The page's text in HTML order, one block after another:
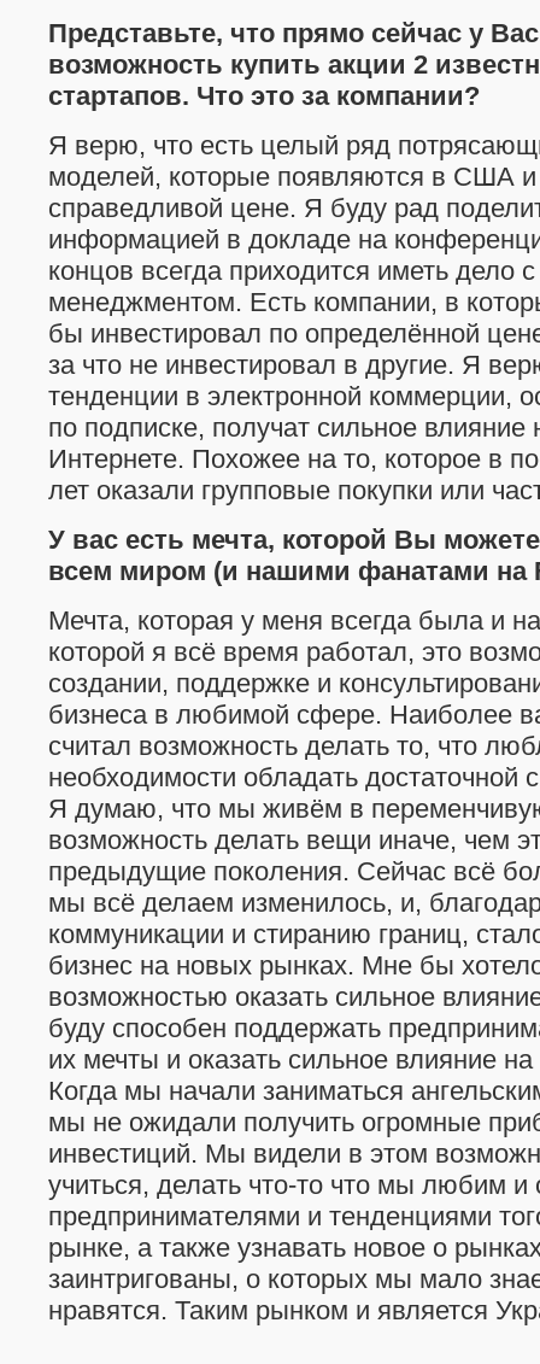
Представьте, что прямо сейчас у
возможность купить акции 2
стартапов. Что это за компании?
Я верю, что есть целый ряд
моделей, которые появляются в США и
справедливой цене. Я буду рад
информацией в докладе на
концов всегда приходится иметь дело
менеджментом. Есть компании, в
бы инвестировал по определённой
за что не инвестировал в другие. Я
тенденции в электронной коммерции,
по подписке, получат сильное влияние
Интернете. Похожее на то, которое в
лет оказали групповые покупки или
У вас есть мечта, которой Вы
всем миром (и нашими фанатами на
Мечта, которая у меня всегда была и
которой я всё время работал, это
создании, поддержке и
бизнеса в любимой сфере. Наиболее
считал возможность делать то, что
необходимости обладать достаточной
Я думаю, что мы живём в
возможность делать вещи иначе, чем
предыдущие поколения. Сейчас всё
мы всё делаем изменилось, и,
коммуникации и стиранию границ,
бизнес на новых рынках. Мне бы
возможностью оказать сильное
буду способен поддержать
их мечты и оказать сильное влияние
Когда мы начали заниматься
мы не ожидали получить огромные
инвестиций. Мы видели в этом
учиться, делать что-то что мы любим и
предпринимателями и тенденциями
рынке, а также узнавать новое о
заинтригованы, о которых мы мало
нравятся. Таким рынком и является